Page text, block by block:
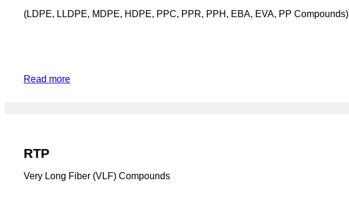
(LDPE, LLDPE, MDPE, HDPE, PPC, PPR, PPH, EBA, EVA, PP Compounds)
Read more
RTP
Very Long Fiber (VLF) Compounds